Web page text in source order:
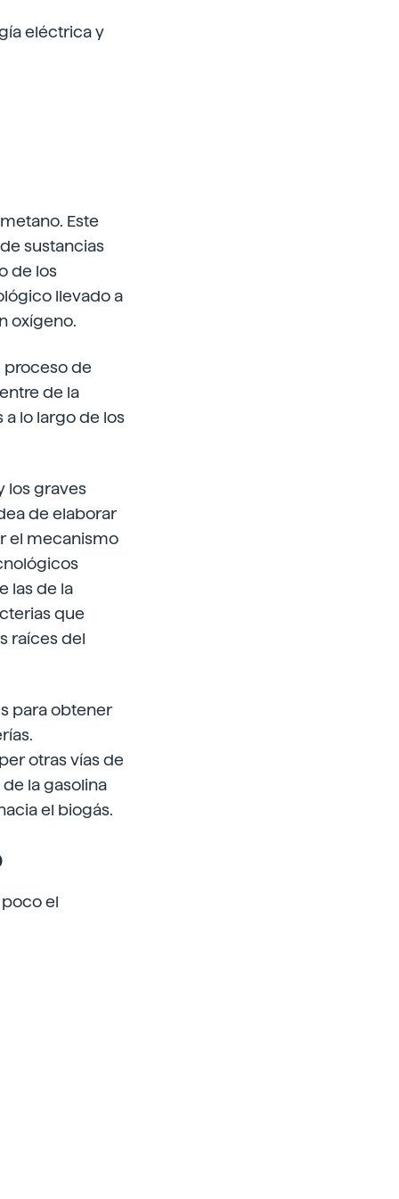
eléctrica y
Este
sustancias
de los
llevado a
oxígeno.
proceso de
de la
lo largo de los
los graves
de elaborar
el mecanismo
las de la
que
raíces del
para obtener
otras vías de
la gasolina
el biogás.
el